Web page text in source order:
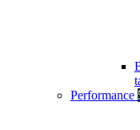
Performance